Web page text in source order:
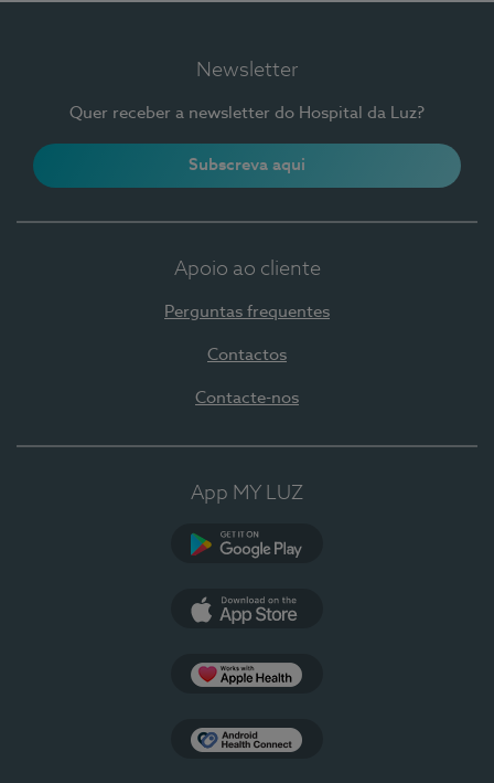
Newsletter
Quer receber a newsletter do Hospital da Luz?
Subscreva aqui
Apoio ao cliente
Perguntas frequentes
Contactos
Contacte-nos
App MY LUZ